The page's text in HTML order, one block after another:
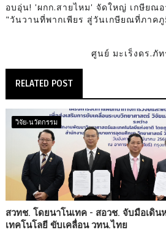
อบอุ่น! 'ผกก.สายไหม' จัดใหญ่ เกษียณ
"วันวานที่พากเพียร สู่วันเกษียณที่ภาค
ศูนย์ มะเร็งดร.ภั
RELATED POST
วิจัย-นวัตกรรม
สวทช. โดยนาโนเทค - สอวช. จับมือเดิ
เทคโนโลยี ขับเคลื่อน วทน.ไทย